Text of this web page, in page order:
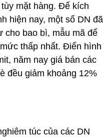
mặt hàng. Để kích
hiện nay, một số DN đã
cho bao bì, mẫu mã để
thấp nhất. Điển hình
năm nay giá bán các
đều giảm khoảng 12%
túc của các DN